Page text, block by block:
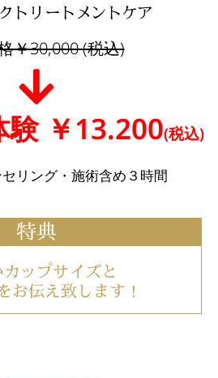
トリートメントケア
￥30,000 (税込)
験 ￥13.200(税込)
リング・施術含め３時間
特典
ップサイズと
お伝え致します！